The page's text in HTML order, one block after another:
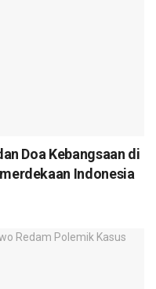
Doa Kebangsaan di
Indonesia